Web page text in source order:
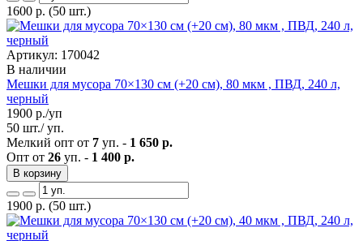
1600 р. (50 шт.)
Артикул: 170042
В наличии
Мешки для мусора 70×130 см (+20 см), 80 мкм , ПВД, 240 л,
черный
1900 р./уп
50 шт./ уп.
Мелкий опт от 7 уп. - 1 650 р.
Опт от 26 уп. - 1 400 р.
В корзину
1900 р. (50 шт.)